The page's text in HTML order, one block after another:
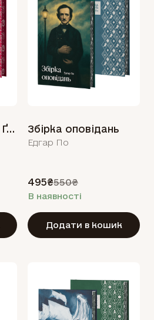
Портрет Доріана Ґрея Збірка оповідань
Едгар По
495₴550₴
В наявності
Додати в кошик